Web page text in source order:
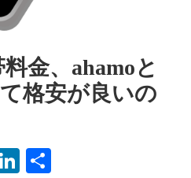
金、ahamoと
格安が良いの
EmailLinkedIn